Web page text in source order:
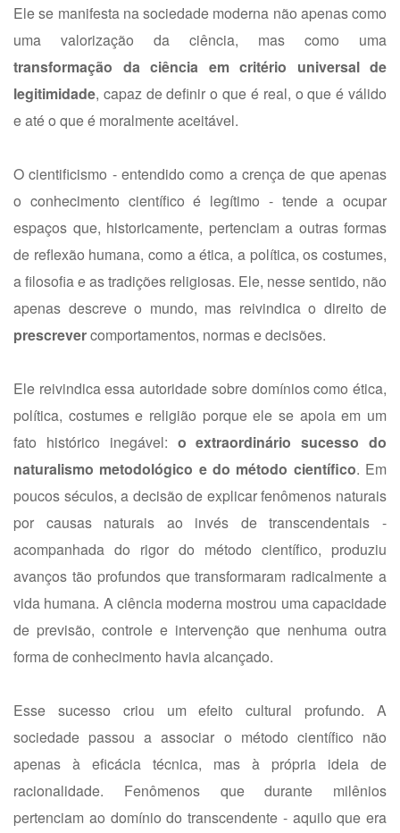
Ele se manifesta na sociedade moderna não apenas como
uma valorização da ciência, mas como uma
transformação da ciência em critério universal de
legitimidade, capaz de definir o que é real, o que é válido
e até o que é moralmente aceitável.
O cientificismo - entendido como a crença de que apenas
o conhecimento científico é legítimo - tende a ocupar
espaços que, historicamente, pertenciam a outras formas
de reflexão humana, como a ética, a política, os costumes,
a filosofia e as tradições religiosas. Ele, nesse sentido, não
apenas descreve o mundo, mas reivindica o direito de
prescrevercomportamentos, normas e decisões.
Ele reivindica essa autoridade sobre domínios como ética,
política, costumes e religião porque ele se apoia em um
fato histórico inegável: o extraordinário sucesso do
naturalismo metodológico e do método científico. Em
poucos séculos, a decisão de explicar fenômenos naturais
por causas naturais ao invés de transcendentais -
acompanhada do rigor do método científico, produziu
avanços tão profundos que transformaram radicalmente a
vida humana. A ciência moderna mostrou uma capacidade
de previsão, controle e intervenção que nenhuma outra
forma de conhecimento havia alcançado.
Esse sucesso criou um efeito cultural profundo. A
sociedade passou a associar o método científico não
apenas à eficácia técnica, mas à própria ideia de
racionalidade. Fenômenos que durante milênios
pertenciam ao domínio do transcendente - aquilo que era